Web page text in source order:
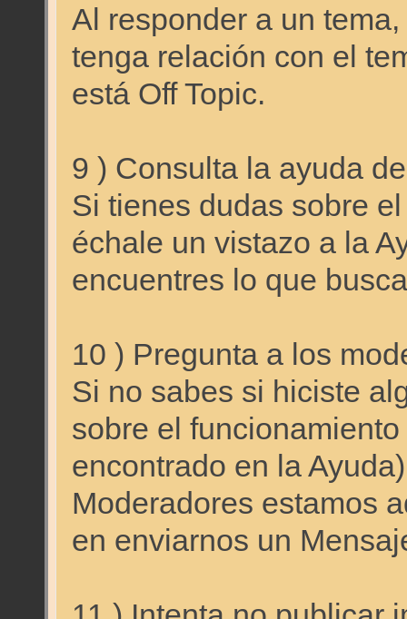
Al responder a un
tenga relación con el
está Off Topic.
9 ) Consulta la ayuda
Si tienes dudas sobre
échale un vistazo a la
encuentres lo que
10 ) Pregunta a los
Si no sabes si hiciste
sobre el
encontrado en la
Moderadores estamos
en enviarnos un